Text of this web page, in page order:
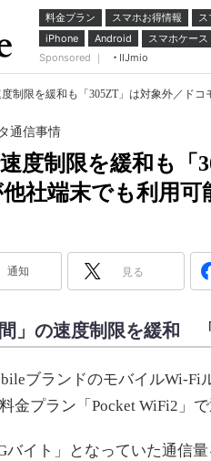
料金プラン スマホお得情報 ス
iPhone
Android スマホケース
Sponsored ｜
IIJmio
制限を緩和も「305ZT」は対象外／ド
度制限を緩和も「
社端末でも利用可
通信事情
通知 見る
」の速度制限を緩和
ブランドのモバイルWi-Fi
金プラン「Pocket WiFi2」
イト」となっていた通信量